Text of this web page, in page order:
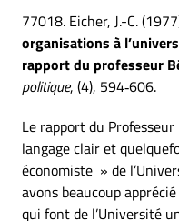
77018. Eicher, J.-C.
organisations à
rapport du professeur
politique, (4), 594‑606.
Le rapport du
langage clair et
économiste » de
avons beaucoup
qui font de l’Université